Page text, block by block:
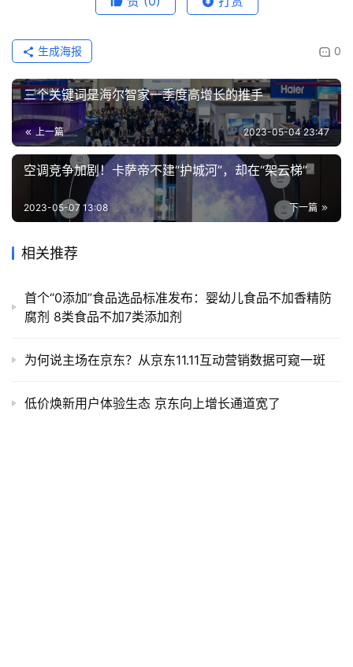
0
生成海报
三个关键词是海尔智家一季度高增长的推手
上一篇 2023-05-04 23:47
空调竞争加剧！卡萨帝不建“护城河”，却在“架云梯”
下一篇
2023-05-07 13:08
相关推荐
首个“0添加”食品选品标准发布：婴幼儿食品不加香精防
腐剂 8类食品不加7类添加剂
为何说主场在京东？从京东11.11互动营销数据可窥一斑
低价焕新用户体验生态 京东向上增长通道宽了